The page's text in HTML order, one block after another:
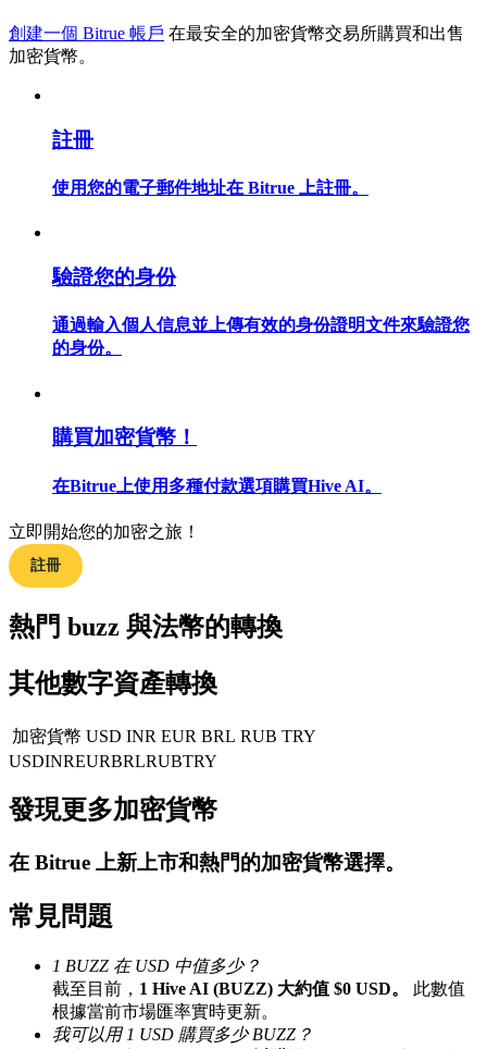
成為跟單交易員
坐享盈利分成和跟單分傭
包含交易情況等的大數據分析
合約指南
學習如何保持盈利
創建一個 Bitrue 帳戶 在最安全的加密貨幣交易所購買和出售
加密貨幣。
註冊
使用您的電子郵件地址在 Bitrue 上註冊。
驗證您的身份
通過輸入個人信息並上傳有效的身份證明文件來驗證您
的身份。
購買加密貨幣！
在Bitrue上使用多種付款選項購買Hive AI。
立即開始您的加密之旅！
註冊
熱門 buzz 與法幣的轉換
其他數字資產轉換
加密貨幣 USD INR EUR BRL RUB TRY
USDINREURBRLRUBTRY
發現更多加密貨幣
在 Bitrue 上新上市和熱門的加密貨幣選擇。
常見問題
1 BUZZ 在 USD 中值多少？
截至目前， 1 Hive AI (BUZZ) 大約值 $0 USD。
此數值
根據當前市場匯率實時更新。
我可以用 1 USD 購買多少 BUZZ？